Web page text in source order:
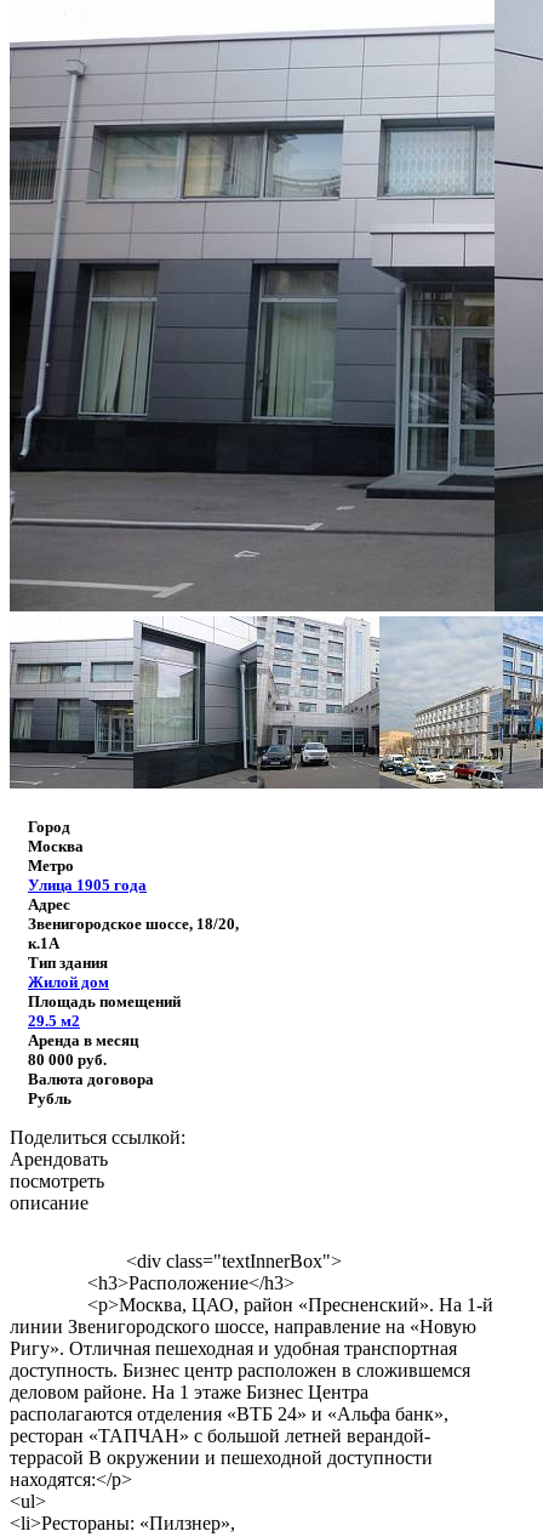
Город
Москва
Метро
Улица 1905 года
Адрес
Звенигородское шоссе, 18/20,
к.1А
Тип здания
Жилой дом
Площадь помещений
29.5 м2
Аренда в месяц
80 000 руб.
Валюта договора
Рубль
Поделиться ссылкой:
Арендовать
посмотреть
описание
<div class="textInnerBox">
<h3>Расположение</h3>
<p>Москва, ЦАО, район «Пресненский». На 1-й
линии Звенигородского шоссе, направление на «Новую
Ригу». Отличная пешеходная и удобная транспортная
доступность. Бизнес центр расположен в сложившемся
деловом районе. На 1 этаже Бизнес Центра
располагаются отделения «ВТБ 24» и «Альфа банк»,
ресторан «ТАПЧАН» с большой летней верандой-
террасой В окружении и пешеходной доступности
находятся:</p>
<ul>
<li>Рестораны: «Пилзнер»,